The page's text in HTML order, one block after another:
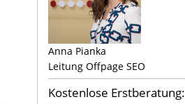
Anna Pianka
Leitung Offpage SEO
Kostenlose Erstberatung: